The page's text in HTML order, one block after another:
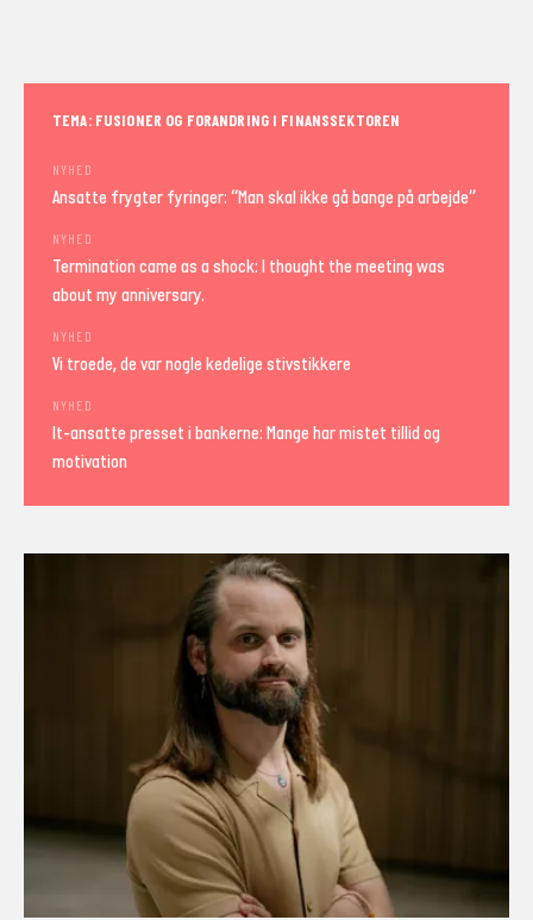
TEMA: FUSIONER OG FORANDRING I FINANSSEKTOREN
NYHED
Ansatte frygter fyringer: “Man skal ikke gå bange på arbejde”
NYHED
Termination came as a shock: I thought the meeting was
about my anniversary.
NYHED
Vi troede, de var nogle kedelige stivstikkere
NYHED
It-ansatte presset i bankerne: Mange har mistet tillid og
motivation